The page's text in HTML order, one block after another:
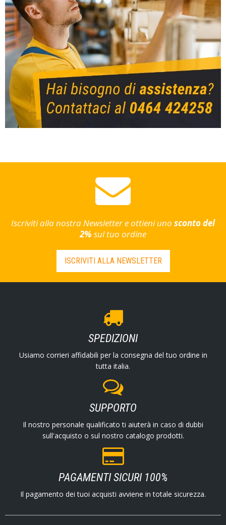
Iscriviti alla nostra Newsletter e ottieni uno sconto del
2% sul tuo ordine
ISCRIVITI ALLA NEWSLETTER
SPEDIZIONI
Usiamo corrieri affidabili per la consegna del tuo ordine in
tutta italia.
SUPPORTO
Il nostro personale qualificato ti aiuterà in caso di dubbi
sull'acquisto o sul nostro catalogo prodotti.
PAGAMENTI SICURI 100%
Il pagamento dei tuoi acquisti avviene in totale sicurezza.